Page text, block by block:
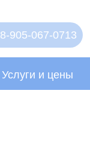
8-905-067-0713
Услуги и цены